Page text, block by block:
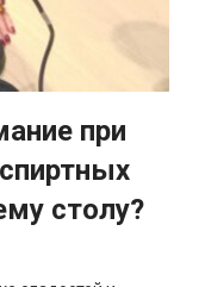
при
столу?